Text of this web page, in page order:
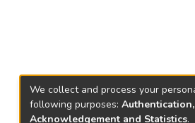
We collect and process your
following purposes:
Acknowledgement and Statistics.